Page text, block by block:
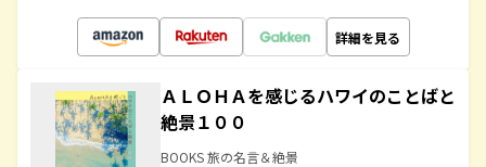
詳細を見る
ＡＬＯＨＡを感じるハワイのことばと
絶景１００
BOOKS 旅の名言＆絶景